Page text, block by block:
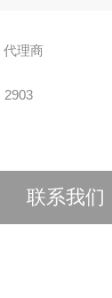
代理商
2903
联系我们